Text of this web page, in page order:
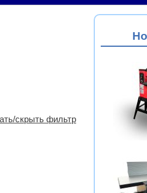
скрыть фильтр